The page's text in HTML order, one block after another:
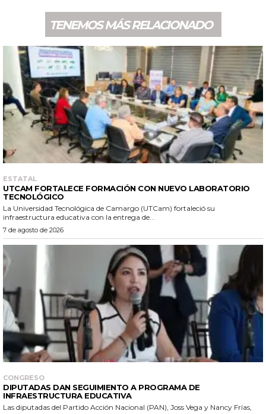
TENEMOS MÁS RELACIONADO
ESTATAL
UTCAM FORTALECE FORMACIÓN CON NUEVO LABORATORIO
TECNOLÓGICO
La Universidad Tecnológica de Camargo (UTCam) fortaleció su
infraestructura educativa con la entrega de...
7 de agosto de 2026
CONGRESO
DIPUTADAS DAN SEGUIMIENTO A PROGRAMA DE
INFRAESTRUCTURA EDUCATIVA
Las diputadas del Partido Acción Nacional (PAN), Joss Vega y Nancy Frías,